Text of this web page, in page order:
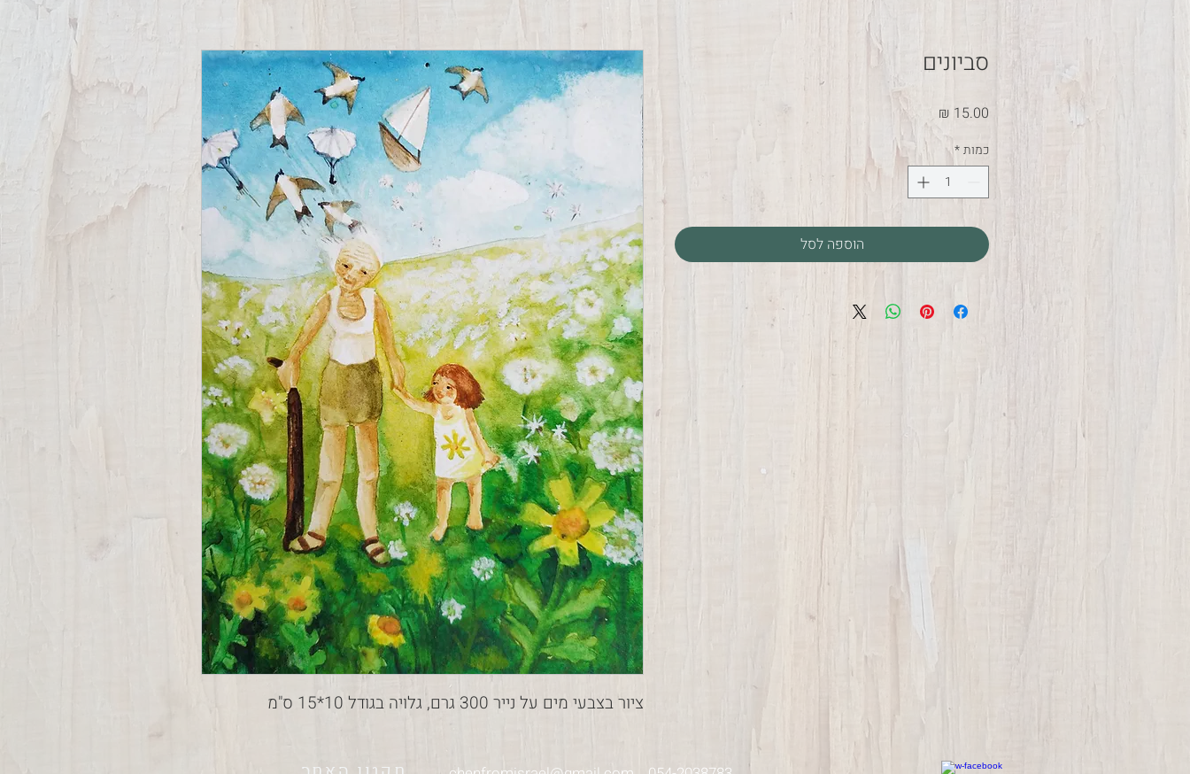
ציור בצבעי מים על נייר 300 גרם, גלויה בגודל 10*15 ס"מ
סביונים
מחיר
כמות*
הוספה לסל